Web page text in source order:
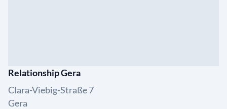
Relationship Gera
Clara-Viebig-Straße 7
Gera